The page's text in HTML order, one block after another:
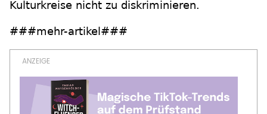
Kulturkreise nicht zu diskriminieren.
###mehr-artikel###